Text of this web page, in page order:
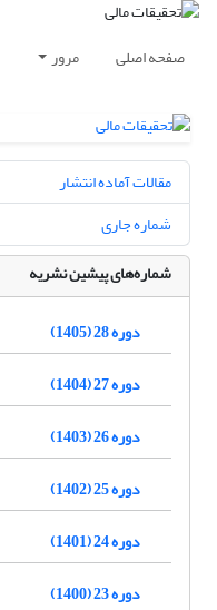
صفحه اصلی مرور
مقالات آماده انتشار
شماره جاری
شماره‌های پیشین نشریه
دوره 28 (1405)
دوره 27 (1404)
دوره 26 (1403)
دوره 25 (1402)
دوره 24 (1401)
دوره 23 (1400)